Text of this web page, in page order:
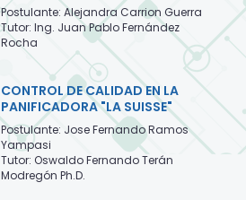
Postulante: Alejandra Carrion Guerra
Tutor: Ing. Juan Pablo Fernández
Rocha
CONTROL DE CALIDAD EN LA
PANIFICADORA "LA SUISSE"
Postulante: Jose Fernando Ramos
Yampasi
Tutor: Oswaldo Fernando Terán
Modregón Ph.D.